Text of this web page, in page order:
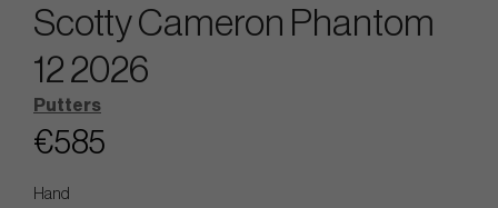
Scotty Cameron Phantom
12 2026
Putters
€585
Hand